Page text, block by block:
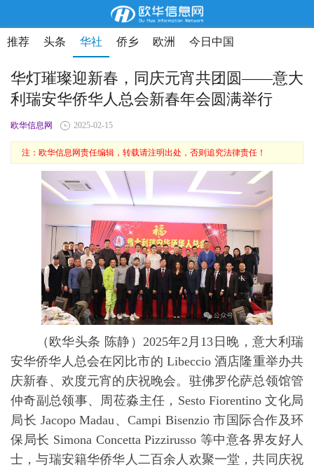
推荐 头条 华社 侨乡 欧洲 今日中国
华灯璀璨迎新春，同庆元宵共团圆——意大
利瑞安华侨华人总会新春年会圆满举行
欧华信息网 2025-02-15
注：欧华信息网责任编辑，转载请注明出处，否则追究法律责任！
（欧华头条 陈静）2025年2月13日晚，意大利瑞
安华侨华人总会在冈比市的 Libeccio 酒店隆重举办共
庆新春、欢度元宵的庆祝晚会。驻佛罗伦萨总领馆管
仲奇副总领事、周莅淼主任，Sesto Fiorentino 文化局
局长 Jacopo Madau、Campi Bisenzio 市国际合作及环
保局长 Simona Concetta Pizzirusso 等中意各界友好人
士，与瑞安籍华侨华人二百余人欢聚一堂，共同庆祝